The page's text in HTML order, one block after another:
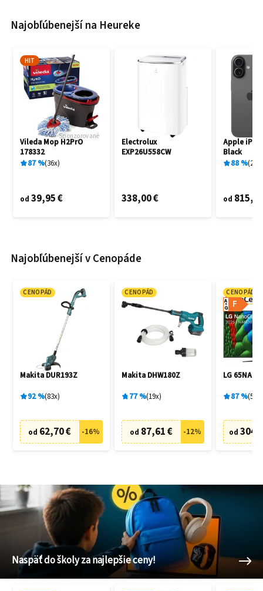
Najobľúbenejší na Heureke
HIT
Sponzorované
Vileda Mop H2PrO
178332
87% 36x
od 39,95 €
Electrolux
EXP26U558CW
338,00 €
Apple
Black
88% 27
od
Najobľúbenejší v Cenopáde
CENOPÁD
Makita DUR193Z
92% 83x
od 62,70 € -16%
CENOPÁD
Makita DHW180Z
77% 19x
od 87,61 € -12%
CENOPÁD
F
A
G
LG
87% 5
od
Naspäť do školy za najlepšie ceny!